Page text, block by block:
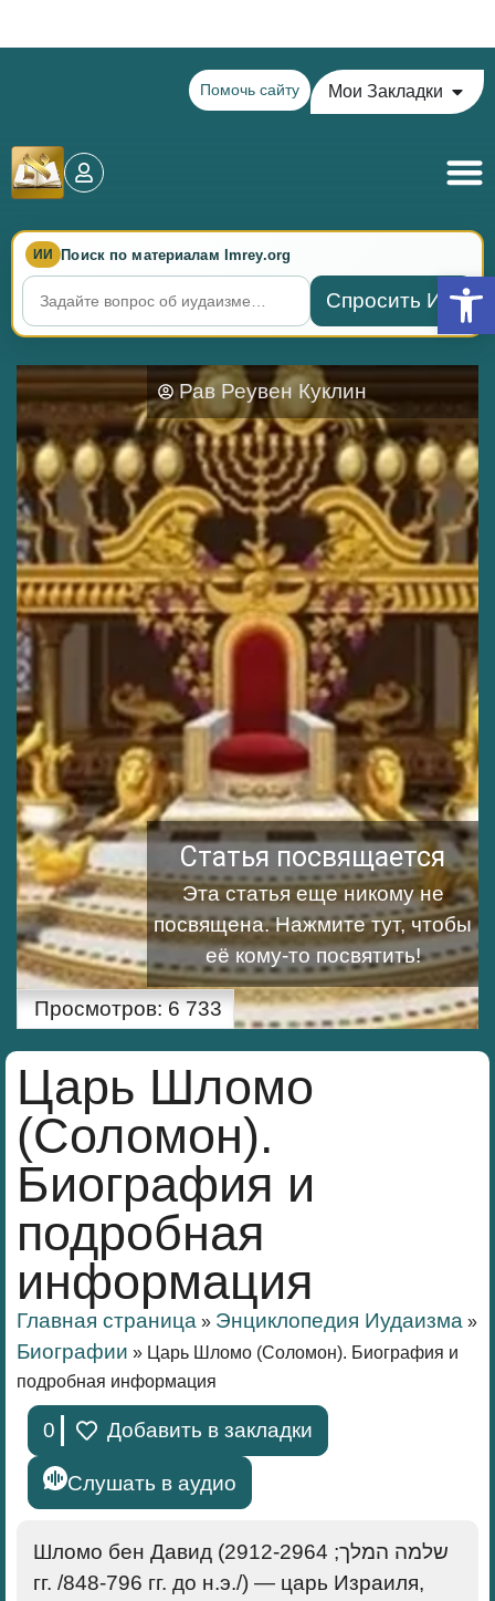
Помочь сайту Мои Закладки
ИИ Поиск по материалам Imrey.org
Спросить ИИ
Рав Реувен Куклин
Статья посвящается
Эта статья еще никому не
посвящена.Нажмите тут, чтобы
её кому-то посвятить!
Просмотров: 6 733
Царь Шломо
(Соломон).
Биография и
подробная
информация
Главная страница » Энциклопедия Иудаизма »
Биографии » Царь Шломо (Соломон). Биография и
подробная информация
0 Добавить в закладки
Слушать в аудио
Шломо бен Давид (שלמה המלך; 2912-2964
гг. /848-796 гг. до н.э./) — царь Израиля,